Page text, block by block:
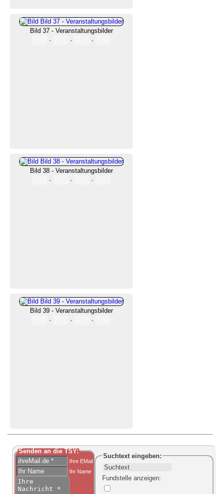
Bild 37 - Veranstaltungsbilder
·
· ·
Bild 38 - Veranstaltungsbilder
·
· ·
Bild 39 - Veranstaltungsbilder
·
· ·
Senden an die TSY:
Ihre EMail
Ihr Name
Suchtexteingeben:
Fundstelle anzeigen: